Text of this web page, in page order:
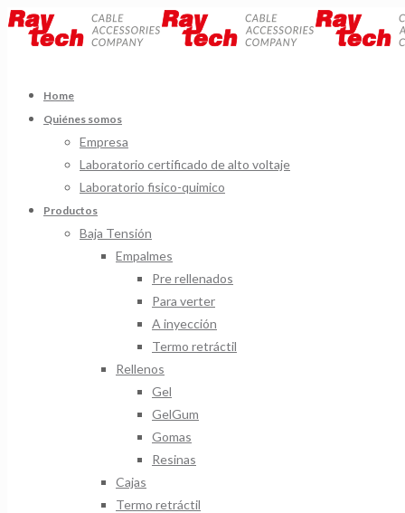
Home
Quiénes somos
Empresa
Laboratorio certificado de alto voltaje
Laboratorio fisico-quimico
Productos
Baja Tensión
Empalmes
Pre rellenados
Para verter
A inyección
Termo retráctil
Rellenos
Gel
GelGum
Gomas
Resinas
Cajas
Termo retráctil